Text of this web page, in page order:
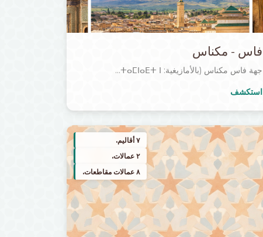
فاس - مكناس
جهة فاس مكناس (بالأمازيغية: ⵜⴰⵎⵏⴰⴹⵜ ⵏ...
استكشف
٧ أقاليم.
٢ عمالات.
٨ عمالات مقاطعات.